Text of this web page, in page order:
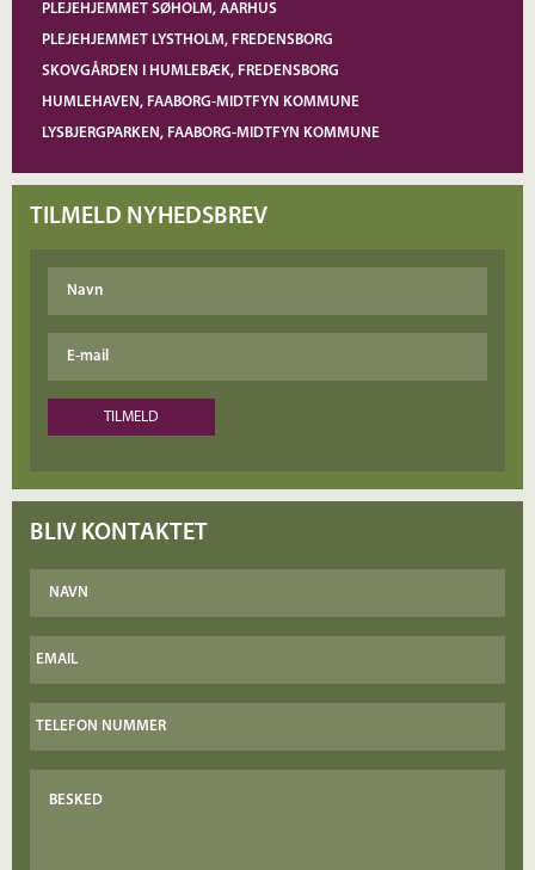
PLEJEHJEMMET SØHOLM, AARHUS
PLEJEHJEMMET LYSTHOLM, FREDENSBORG
SKOVGÅRDEN I HUMLEBÆK, FREDENSBORG
HUMLEHAVEN, FAABORG-MIDTFYN KOMMUNE
LYSBJERGPARKEN, FAABORG-MIDTFYN KOMMUNE
TILMELD NYHEDSBREV
BLIV KONTAKTET